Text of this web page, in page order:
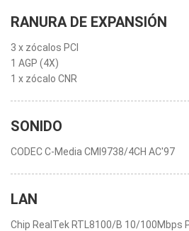
RANURA DE EXPANSIÓN
3 x zócalos PCI
1 AGP (4X)
1 x zócalo CNR
SONIDO
CODEC C-Media CMI9738/4CH AC'97
LAN
Chip RealTek RTL8100/B 10/100Mbps